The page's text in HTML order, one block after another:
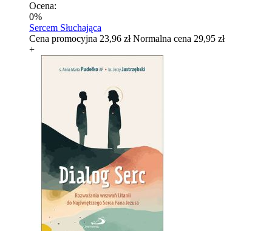
Ocena:
0%
Sercem Słuchająca
Cena promocyjna 23,96 zł Normalna cena 29,95 zł
+